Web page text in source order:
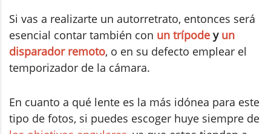
Si vas a realizarte un autorretrato, entonces será
esencial contar también con un trípode y un
disparador remoto, o en su defecto emplear el
temporizador de la cámara.
En cuanto a qué lente es la más idónea para este
tipo de fotos, si puedes escoger huye siempre de